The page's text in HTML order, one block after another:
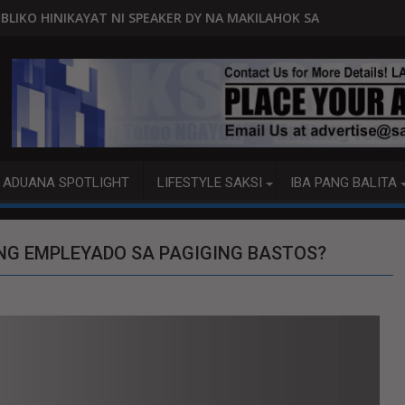
DY NA MAKILAHOK SA PAGBUO NG MGA BATAS
MALACAÑANG PINAAARAL NA
ADUANA SPOTLIGHT LIFESTYLE SAKSI IBA PANG BALITA
EMPLEYADO SA PAGIGING BASTOS?